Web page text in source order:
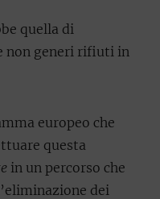
quella di
non generi rifiuti in
europeo che
questa
in un percorso che
dei